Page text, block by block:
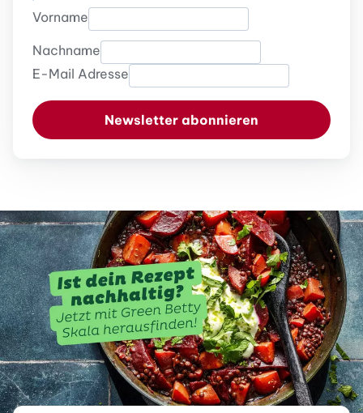
Vorname
Nachname
E-Mail Adresse
Newsletter abonnieren